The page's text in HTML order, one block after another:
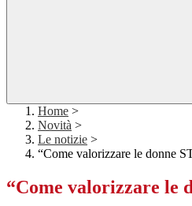
Home >
Novità >
Le notizie >
“Come valorizzare le donne
“Come valorizzare le